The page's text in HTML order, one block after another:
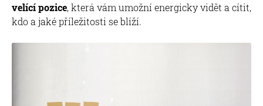
velící pozice, která vám umožní energicky vidět a cítit,
kdo a jaké příležitosti se blíží.